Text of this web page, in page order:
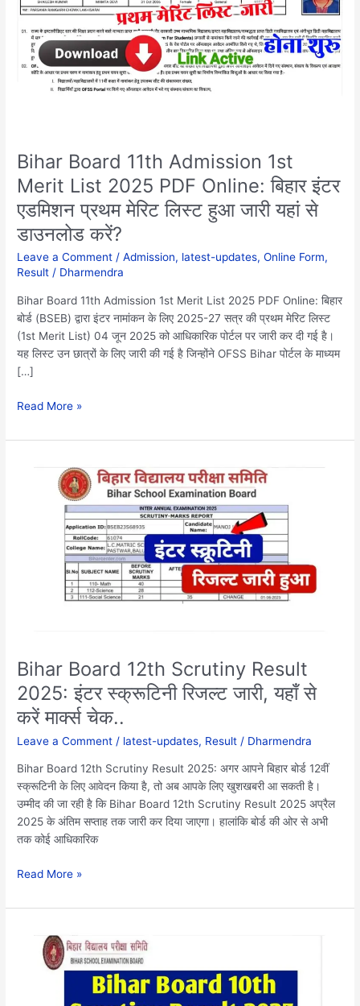
Bihar Board 11th Admission 1st
Merit List 2025 PDF Online: बिहार इंटर
एडमिशन प्रथम मेरिट लिस्ट हुआ जारी यहां से
डाउनलोड करें?
Leave a Comment /Admission, latest-updates,Online Form,
Result / Dharmendra
Bihar Board 11th Admission 1st Merit List 2025 PDF Online: बिहार
बोर्ड (BSEB) द्वारा इंटर नामांकन के लिए 2025-27 सत्र की प्रथम मेरिट लिस्ट
(1st Merit List) 04 जून 2025 को आधिकारिक पोर्टल पर जारी कर दी गई है।
यह लिस्ट उन छात्रों के लिए जारी की गई है जिन्होंने OFSS Bihar पोर्टल के माध्यम
[…]
2025
PDF
Online:
बिहार
लिस्ट
हुआ
जारी
यहां
से
डाउनलोड
करें?
Read More »
Bihar Board 12th Scrutiny Result
2025: इंटर स्क्रूटिनी रिजल्ट जारी, यहाँ से
करें मार्क्स चेक..
Leave a Comment / latest-updates, Result / Dharmendra
Bihar Board 12th Scrutiny Result 2025: अगर आपने बिहार बोर्ड 12वीं
स्क्रूटिनी के लिए आवेदन किया है, तो अब आपके लिए खुशखबरी आ सकती है।
उम्मीद की जा रही है कि Bihar Board 12th Scrutiny Result 2025 अप्रैल
2025 के अंतिम सप्ताह तक जारी कर दिया जाएगा। हालांकि बोर्ड की ओर से अभी
तक कोई आधिकारिक
से
करें
मार्क्स
चेक..
Read More »
Board